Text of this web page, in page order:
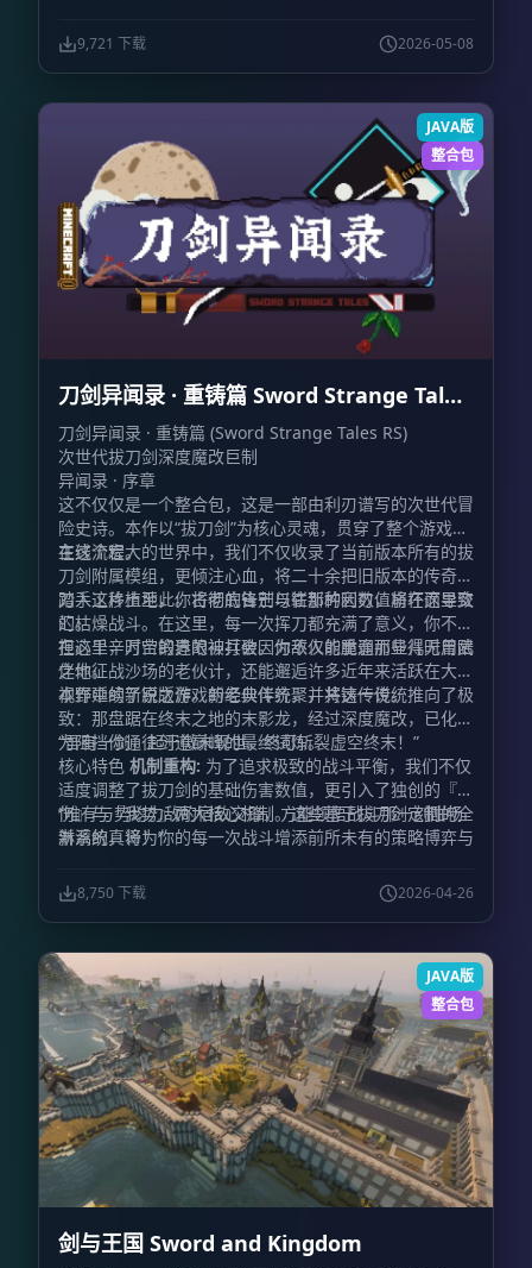
MB 。请根据您的电脑配置酌情选择，切勿无脑拉高，过
高的内存分配可能导致游戏无法启动。
9,721 下载 2026-05-08
JAVA版
整合包
刀剑异闻录 · 重铸篇 Sword Strange Tales
RS
刀剑异闻录 · 重铸篇 (Sword Strange Tales RS)
次世代拔刀剑深度魔改巨制
异闻录 · 序章
这不仅仅是一个整合包，这是一部由利刃谱写的次世代冒
险史诗。本作以“拔刀剑”为核心灵魂，贯穿了整个游戏的
主线流程。
在这个宏大的世界中，我们不仅收录了当前版本所有的拔
刀剑附属模组，更倾注心血，将二十余把旧版本的传奇名
刀手工移植至此。古老的锋芒与崭新的利刃，将在这里交
汇。
踏入这片土地，你将彻底告别以往那种因数值崩坏而导致
的枯燥战斗。在这里，每一次挥刀都充满了意义，你不必
担心千辛万苦锻造的神兵会因为敌人的脆弱而显得无用武
之地。
在这里，时空的界限被打破。你不仅能重逢那些儿时曾陪
伴你征战沙场的老伙计，还能邂逅许多近年来活跃在大众
视野中的新锐之作。新老伙伴齐聚，共铸传说。
本作延续了原版游戏的经典传统，并将这一传统推向了极
致：那盘踞在终末之地的末影龙，经过深度魔改，已化身
为阻挡你通往剑道巅峰的最终试炼。
“吾有一剑，起于微末现世，终可斩裂虚空终末！”
核心特色 机制重构: 为了追求极致的战斗平衡，我们不仅
适度调整了拔刀剑的基础伤害数值，更引入了独创的『怒
伤』与『我势』两大核心机制。这些基于拔刀剑定制的全
新系统，将为你的每一次战斗增添前所未有的策略博弈与
了独特的锻造（强化）阶段系统。玩家需要紧随主线剧情
的指引，一步一个脚印，逐渐解锁更高阶层的锻造技艺，
的堆砌，而是追求有机的融合。所有移植回归的经典名刀
与新增的冒险模组紧密交织，共同编织出一条全新的、充
满探索乐趣的锻刀晋升路线。生态进化:这里的生物不再
是任人宰割的靶子。我们全面重写了怪物的AI逻辑与防御
机制，它们将告别昔日的笨拙，并被赋予了对非拔刀剑伤
害高达60%的强力减免。此外，随机生成的词条系统将让
你的敌人更加棘手（或许你曾听闻过传说中“五星僵尸上
校”的威名？）。而那些经过全方位魔改升级的Boss，将
成为你剑道之路上真正的磨刀石。生活美学:战斗并非生
活的全部。除了热血沸腾的厮杀，本作还精心挑选了丰富
的建筑材料、精致家具以及琳琅满目的美食模组。当你因
意小屋中烹茶煮酒，享受片刻的宁静与闲适。
“唯有与势均力敌的宿敌交锋，方能领悟战斗那一刻酣畅
淋漓的真谛！”
8,750 下载 2026-04-26
JAVA版
整合包
剑与王国 Sword and Kingdom